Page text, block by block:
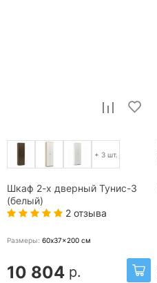
+ 3 шт.
Шкаф 2-х дверный Тунис-3
(белый)
2 отзыва
Размеры: 60x37x200 см
10 804 р.